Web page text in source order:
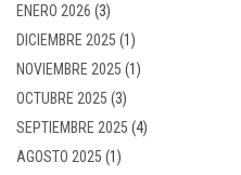
ENERO 2026 (3)
DICIEMBRE 2025 (1)
NOVIEMBRE 2025 (1)
OCTUBRE 2025 (3)
SEPTIEMBRE 2025 (4)
AGOSTO 2025 (1)